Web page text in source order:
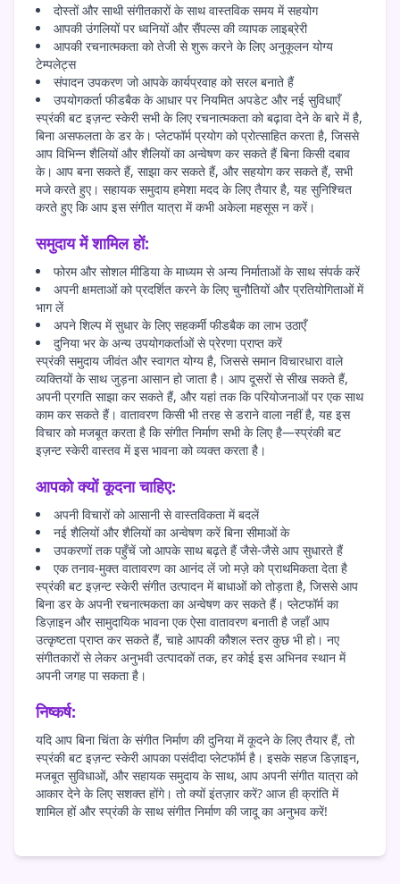
दोस्तों और साथी संगीतकारों के साथ वास्तविक समय में सहयोग
आपकी उंगलियों पर ध्वनियों और सैंपल्स की व्यापक लाइब्रेरी
आपकी रचनात्मकता को तेजी से शुरू करने के लिए अनुकूलन योग्य
टेम्पलेट्स
संपादन उपकरण जो आपके कार्यप्रवाह को सरल बनाते हैं
उपयोगकर्ता फीडबैक के आधार पर नियमित अपडेट और नई सुविधाएँ
स्प्रंकी बट इज़न्ट स्केरी सभी के लिए रचनात्मकता को बढ़ावा देने के बारे में है,
बिना असफलता के डर के। प्लेटफॉर्म प्रयोग को प्रोत्साहित करता है, जिससे
आप विभिन्न शैलियों और शैलियों का अन्वेषण कर सकते हैं बिना किसी दबाव
के। आप बना सकते हैं, साझा कर सकते हैं, और सहयोग कर सकते हैं, सभी
मजे करते हुए। सहायक समुदाय हमेशा मदद के लिए तैयार है, यह सुनिश्चित
करते हुए कि आप इस संगीत यात्रा में कभी अकेला महसूस न करें।
समुदाय में शामिल हों:
फोरम और सोशल मीडिया के माध्यम से अन्य निर्माताओं के साथ संपर्क करें
अपनी क्षमताओं को प्रदर्शित करने के लिए चुनौतियों और प्रतियोगिताओं में
भाग लें
अपने शिल्प में सुधार के लिए सहकर्मी फीडबैक का लाभ उठाएँ
दुनिया भर के अन्य उपयोगकर्ताओं से प्रेरणा प्राप्त करें
स्प्रंकी समुदाय जीवंत और स्वागत योग्य है, जिससे समान विचारधारा वाले
व्यक्तियों के साथ जुड़ना आसान हो जाता है। आप दूसरों से सीख सकते हैं,
अपनी प्रगति साझा कर सकते हैं, और यहां तक कि परियोजनाओं पर एक साथ
काम कर सकते हैं। वातावरण किसी भी तरह से डराने वाला नहीं है, यह इस
विचार को मजबूत करता है कि संगीत निर्माण सभी के लिए है—स्प्रंकी बट
इज़न्ट स्केरी वास्तव में इस भावना को व्यक्त करता है।
आपको क्यों कूदना चाहिए:
अपनी विचारों को आसानी से वास्तविकता में बदलें
नई शैलियों और शैलियों का अन्वेषण करें बिना सीमाओं के
उपकरणों तक पहुँचें जो आपके साथ बढ़ते हैं जैसे-जैसे आप सुधारते हैं
एक तनाव-मुक्त वातावरण का आनंद लें जो मज़े को प्राथमिकता देता है
स्प्रंकी बट इज़न्ट स्केरी संगीत उत्पादन में बाधाओं को तोड़ता है, जिससे आप
बिना डर के अपनी रचनात्मकता का अन्वेषण कर सकते हैं। प्लेटफॉर्म का
डिज़ाइन और सामुदायिक भावना एक ऐसा वातावरण बनाती है जहाँ आप
उत्कृष्टता प्राप्त कर सकते हैं, चाहे आपकी कौशल स्तर कुछ भी हो। नए
संगीतकारों से लेकर अनुभवी उत्पादकों तक, हर कोई इस अभिनव स्थान में
अपनी जगह पा सकता है।
निष्कर्ष:
यदि आप बिना चिंता के संगीत निर्माण की दुनिया में कूदने के लिए तैयार हैं, तो
स्प्रंकी बट इज़न्ट स्केरी आपका पसंदीदा प्लेटफॉर्म है। इसके सहज डिज़ाइन,
मजबूत सुविधाओं, और सहायक समुदाय के साथ, आप अपनी संगीत यात्रा को
आकार देने के लिए सशक्त होंगे। तो क्यों इंतज़ार करें? आज ही क्रांति में
शामिल हों और स्प्रंकी के साथ संगीत निर्माण की जादू का अनुभव करें!